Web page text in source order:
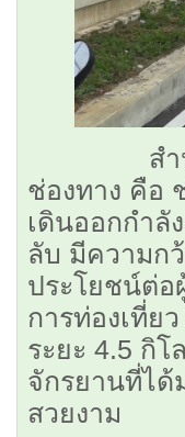
สำหรับท
ช่องทาง คือ
เดินออกกำลั
ลับ มีความก
ประโยชน์ต่อ
การท่องเที่ย
ระยะ 4.5 กิ
จักรยานที่ไ
สวยงาม